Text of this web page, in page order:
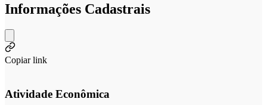
Informações Cadastrais
Copiar link
Atividade Econômica